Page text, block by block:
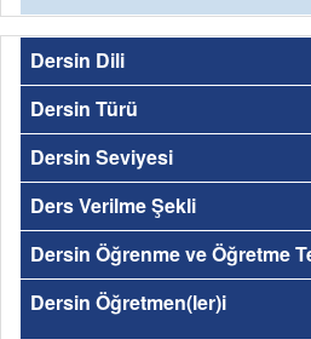
Dersin Dili
Dersin Türü
Dersin Seviyesi
Ders Verilme Şekli
Dersin Öğrenme ve Öğretme
Dersin Öğretmen(ler)i